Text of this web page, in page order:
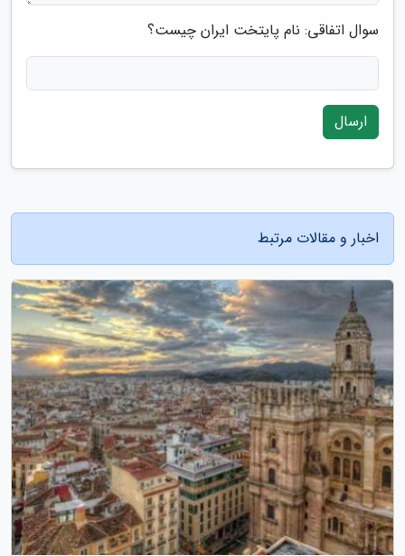
سوال اتفاقی: نام پایتخت ایران چیست؟
ارسال
اخبار و مقالات مرتبط